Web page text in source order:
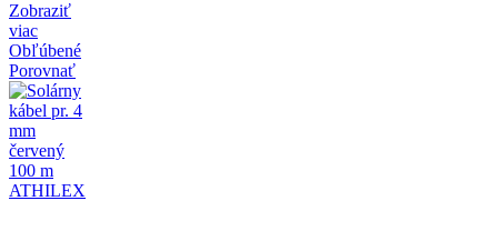
Zobraziť
viac
Obľúbené
Porovnať